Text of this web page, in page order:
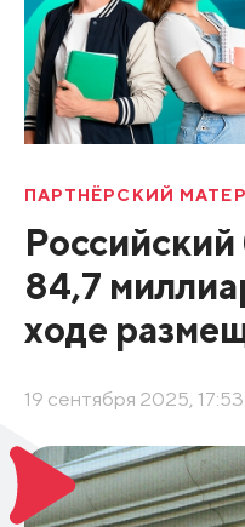
ПАРТНЁРСКИЙ
84,7
ходе
19 сентября 2025, 17:53